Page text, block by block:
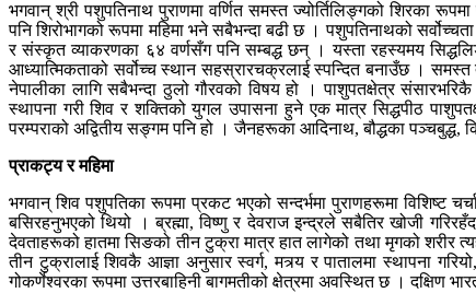
भगवान् श्री पशुपतिनाथ पुराणमा वर्णित समस्त ज्योर्तिलिङ्गको शिरका
पनि शिरोभागको रूपमा महिमा भने सबैभन्दा बढी छ । पशुपतिनाथको
र संस्कृत व्याकरणका ६४ वर्णसँग पनि सम्बद्ध छन् । यस्ता रहस्यमय
आध्यात्मिकताको सर्वोच्च स्थान सहस्रारचक्रलाई स्पन्दित बनाउँछ । समस्त
नेपालीका लागि सबैभन्दा ठुलो गौरवको विषय हो । पाशुपतक्षेत्र
स्थापना गरी शिव र शक्तिको युगल उपासना हुने एक मात्र सिद्धपीठ
परम्पराको अद्वितीय सङ्गम पनि हो । जैनहरूका आदिनाथ, बौद्धका
प्राकट्य र महिमा
भगवान् शिव पशुपतिका रूपमा प्रकट भएको सन्दर्भमा पुराणहरूमा विशिष्ट
बसिरहनुभएको थियो । ब्रह्मा, विष्णु र देवराज इन्द्रले सबैतिर खोजी
देवताहरूको हातमा सिङको तीन टुक्रा मात्र हात लागेको तथा मृगको शरीर
तीन टुक्रालाई शिवकै आज्ञा अनुसार स्वर्ग, मत्र्य र पातालमा स्थापना
गोकर्णेश्वरका रूपमा उत्तरबाहिनी बागमतीको क्षेत्रमा अवस्थित छ । दक्षिण